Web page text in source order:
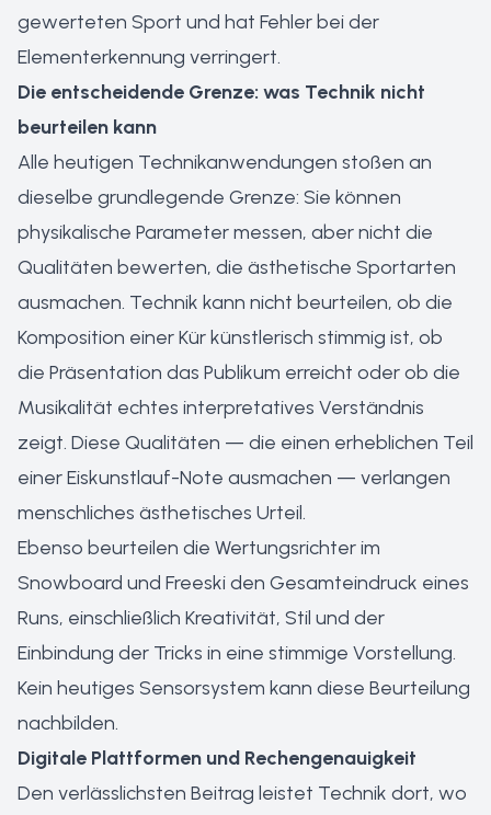
gewerteten Sport und hat Fehler bei der
Elementerkennung verringert.
Die entscheidende Grenze: was Technik nicht
beurteilen kann
Alle heutigen Technikanwendungen stoßen an
dieselbe grundlegende Grenze: Sie können
physikalische Parameter messen, aber nicht die
Qualitäten bewerten, die ästhetische Sportarten
ausmachen. Technik kann nicht beurteilen, ob die
Komposition einer Kür künstlerisch stimmig ist, ob
die Präsentation das Publikum erreicht oder ob die
Musikalität echtes interpretatives Verständnis
zeigt. Diese Qualitäten — die einen erheblichen Teil
einer Eiskunstlauf-Note ausmachen — verlangen
menschliches ästhetisches Urteil.
Ebenso beurteilen die Wertungsrichter im
Snowboard und Freeski den Gesamteindruck eines
Runs, einschließlich Kreativität, Stil und der
Einbindung der Tricks in eine stimmige Vorstellung.
Kein heutiges Sensorsystem kann diese Beurteilung
nachbilden.
Digitale Plattformen und Rechengenauigkeit
Den verlässlichsten Beitrag leistet Technik dort, wo